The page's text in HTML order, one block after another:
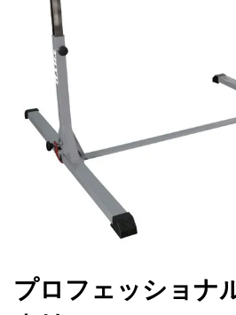
プロフェッショナ